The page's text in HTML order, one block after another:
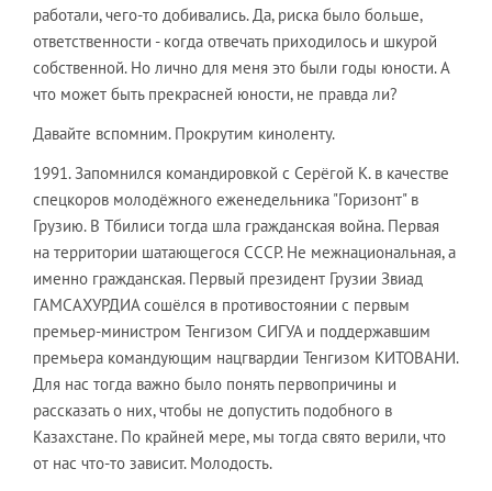
работали, чего-то добивались. Да, риска было больше,
ответственности - когда отвечать приходилось и шкурой
собственной. Но лично для меня это были годы юности. А
что может быть прекрасней юности, не правда ли?
Давайте вспомним. Прокрутим киноленту.
1991. Запомнился командировкой с Серёгой К. в качестве
спецкоров молодёжного еженедельника "Горизонт" в
Грузию. В Тбилиси тогда шла гражданская война. Первая
на территории шатающегося СССР. Не межнациональная, а
именно гражданская. Первый президент Грузии Звиад
ГАМСАХУРДИА сошёлся в противостоянии с первым
премьер-министром Тенгизом СИГУА и поддержавшим
премьера командующим нацгвардии Тенгизом КИТОВАНИ.
Для нас тогда важно было понять первопричины и
рассказать о них, чтобы не допустить подобного в
Казахстане. По крайней мере, мы тогда свято верили, что
от нас что-то зависит. Молодость.